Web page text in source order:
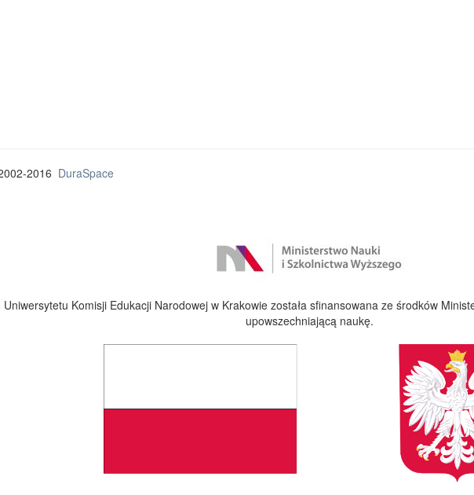
2016 DuraSpace
Komisji Edukacji Narodowej w Krakowie została sfinansowana ze środków
upowszechniającą naukę.